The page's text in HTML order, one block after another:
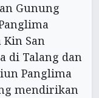
Gunung
San
di Talang dan
Panglima
mendirikan